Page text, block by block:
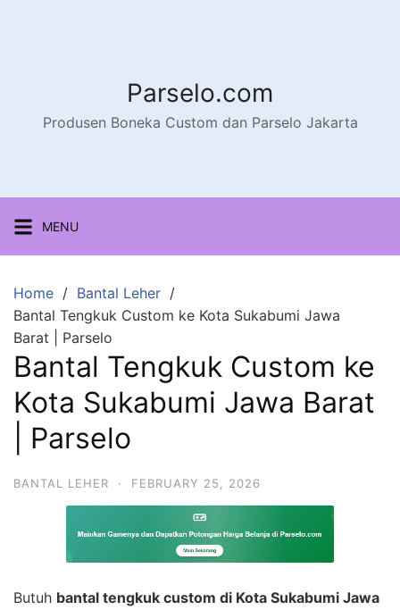
Parselo.com
Produsen Boneka Custom dan Parselo Jakarta
MENU
Home
Bantal Leher
Bantal Tengkuk Custom ke Kota Sukabumi Jawa
Barat | Parselo
Bantal Tengkuk Custom ke
Kota Sukabumi Jawa Barat
| Parselo
BANTAL LEHER · FEBRUARY 25, 2026
Butuh bantal tengkuk custom di Kota Sukabumi Jawa